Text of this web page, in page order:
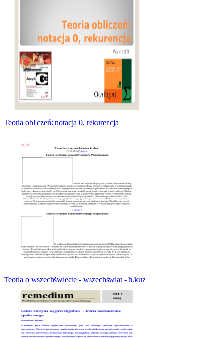
Teoria obliczeń: notacja 0, rekurencja
Teoria o wszechświecie - wszechświat - h.kuz